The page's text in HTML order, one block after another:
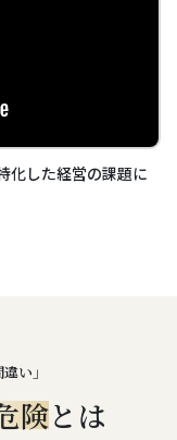
化した経営の課題に
い」
険とは